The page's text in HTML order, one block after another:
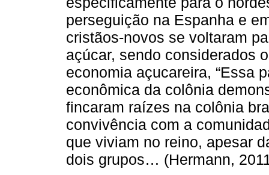
perseguição na Espanha e
cristãos-novos se voltaram
açúcar, sendo considerados
economia açucareira, “Essa
econômica da colônia
fincaram raízes na colônia
convivência com a
que viviam no reino, apesar
dois grupos… (Hermann,